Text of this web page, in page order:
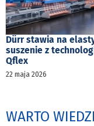
Dürr stawia na
suszenie z
Qflex
22 maja 2026
WARTO